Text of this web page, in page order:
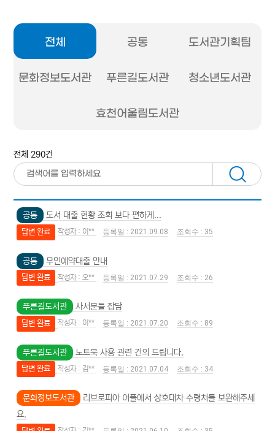
전체 공통 도서관기획팀
문화정보도서관 푸른길도서관 청소년도서관
효천어울림도서관
전체 290건
공통 도서 대출 현황 조회 보다 편하게...
답변 완료 이** 2021.09.08 35
공통 무인예약대출 안내
답변 완료 오** 2021.07.29 26
푸른길도서관 사서분들 잡담
답변 완료 이** 2021.07.20 89
푸른길도서관 노트북 사용 관련 건의 드립니다.
답변 완료 김** 2021.07.04 34
문화정보도서관
리브로피아 어플에서 상호대차 수령처를 보완해주세
요.